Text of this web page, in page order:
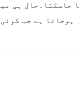
جاسکتا۔حال ہی
ہے جب